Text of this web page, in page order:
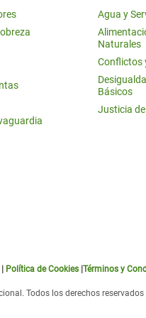
Agua y
Naturales
Conflictos
Básicos
Justicia de
Política de Cookies Términos y
Todos los derechos reservados